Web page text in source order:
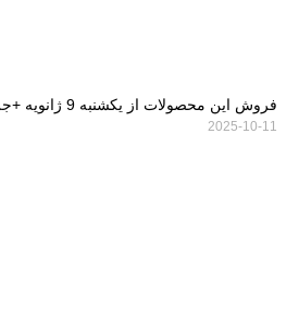
فروش این محصولات از یکشنبه 9 ژانویه +جزئیات
2025-10-11